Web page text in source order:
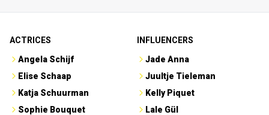
ACTRICES
Angela Schijf
Elise Schaap
Katja Schuurman
Sophie Bouquet
INFLUENCERS
Jade Anna
Juultje Tieleman
Kelly Piquet
Lale Gül